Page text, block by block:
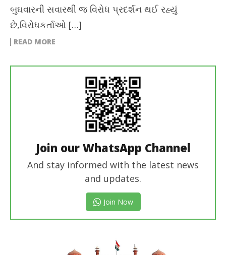
બુઘવારની સવારથી જ વિરોધ પ્રદર્શન થઈ રહ્યું
છે,વિરોધકર્તાઓ […]
READ MORE
Join our WhatsApp Channel
And stay informed with the latest news
and updates.
Join Now